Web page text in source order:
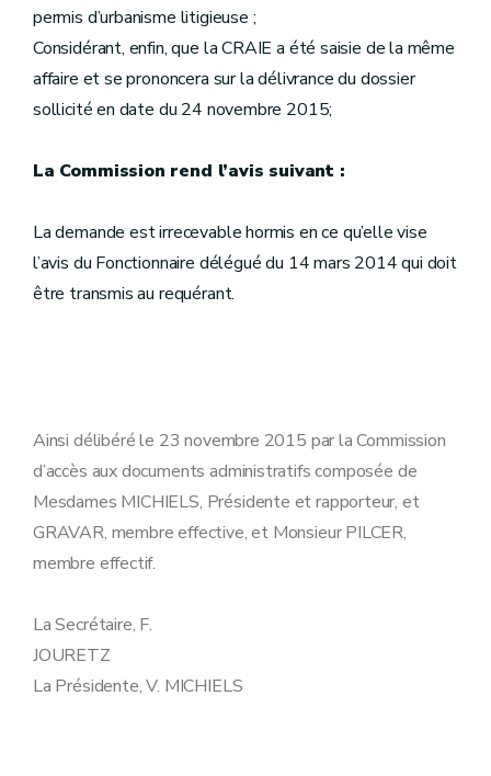
permis d’urbanisme litigieuse ;
Considérant, enfin, que la CRAIE a été saisie de la même
affaire et se prononcera sur la délivrance du dossier
sollicité en date du 24 novembre 2015;
La Commission rend l’avis suivant :
La demande est irrecevable hormis en ce qu’elle vise
l’avis du Fonctionnaire délégué du 14 mars 2014 qui doit
être transmis au requérant.
Ainsi délibéré le 23 novembre 2015 par la Commission
d’accès aux documents administratifs composée de
Mesdames MICHIELS, Présidente et rapporteur, et
GRAVAR, membre effective, et Monsieur PILCER,
membre effectif.
La Secrétaire, F.
JOURETZ
La Présidente, V. MICHIELS